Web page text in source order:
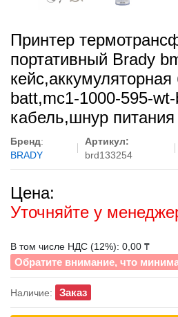
Принтер
портативный Brady
batt,mc1-1000-595-
кабель,шнур
Бренд:
BRADY
Артикул:
brd133254
Цена:
Уточняйте у
В том числе НДС (12%): 0,00 ₸
Обратите внимание, что
Наличие: Заказ